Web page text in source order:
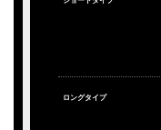
ロングタイプ